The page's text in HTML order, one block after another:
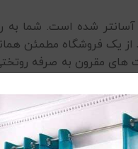
آسانتر شده است. شما به
از یک فروشگاه مطمئن
های مقرون به صرفه
دوخت محصول نیز
کالای خواب، شامل
کنید. ارسال تمامی